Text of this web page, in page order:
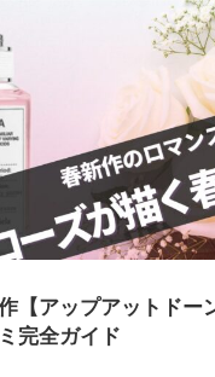
【アップアットドー
完全ガイド